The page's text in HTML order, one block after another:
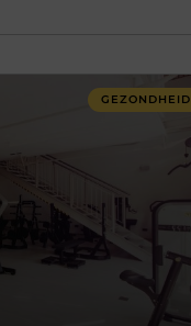
GEZONDHEID